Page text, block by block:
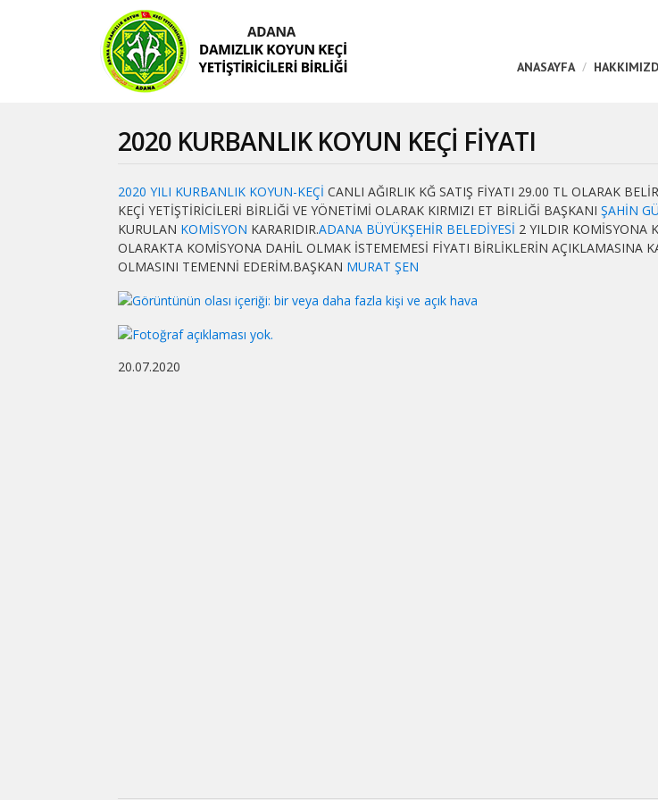
ANASAYFA
2020 KURBANLIK KOYUN KEÇİ FİYATI
2020 YILI KURBANLIK KOYUN-KEÇİ CANLI AĞIRLIK KĞ SATIŞ FİYATI 29.00 TL OLARAK
KEÇİ YETİŞTİRİCİLERİ BİRLİĞİ VE YÖNETİMİ OLARAK KIRMIZI ET BİRLİĞİ BAŞKANI ŞAHİN
KURULAN KOMİSYON KARARIDIR.ADANA BÜYÜKŞEHİR BELEDİYESİ 2 YILDIR KOMİSYONA
OLARAKTA KOMİSYONA DAHİL OLMAK İSTEMEMESİ FİYATI BİRLİKLERİN AÇIKLAMASINA
OLMASINI TEMENNİ EDERİM.BAŞKAN MURAT ŞEN
20.07.2020